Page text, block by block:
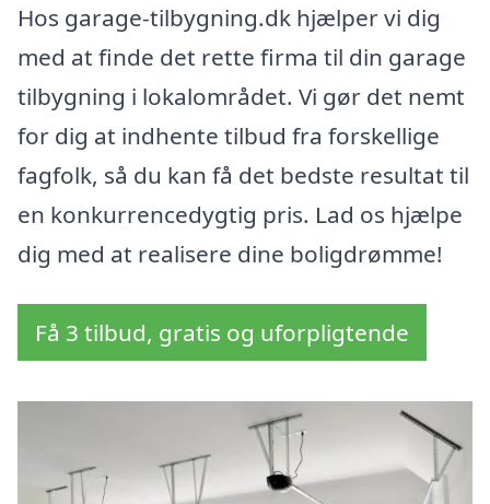
Hos garage-tilbygning.dk hjælper vi dig
med at finde det rette firma til din garage
tilbygning i lokalområdet. Vi gør det nemt
for dig at indhente tilbud fra forskellige
fagfolk, så du kan få det bedste resultat til
en konkurrencedygtig pris. Lad os hjælpe
dig med at realisere dine boligdrømme!
Få 3 tilbud, gratis og uforpligtende